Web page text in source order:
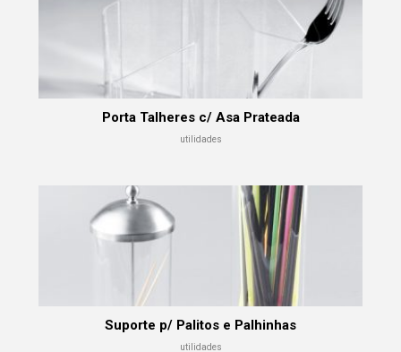
Porta Talheres c/ Asa Prateada
utilidades
Suporte p/ Palitos e Palhinhas
utilidades